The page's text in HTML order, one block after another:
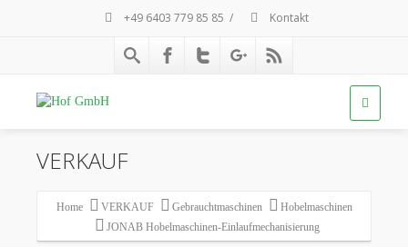
+49 6403 779 85 85 / Kontakt
VERKAUF
Home VERKAUF Gebrauchtmaschinen
Hobelmaschinen
JONAB Hobelmaschinen-Einlaufmechanisierung